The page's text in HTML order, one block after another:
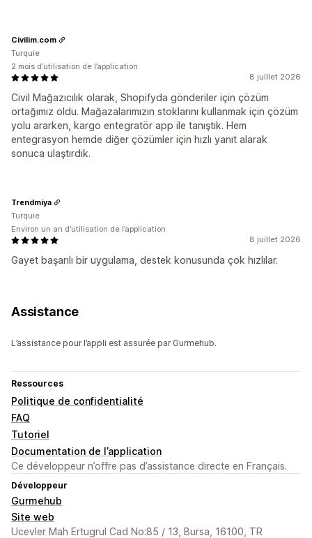
8 juillet 2026
Civil Mağazıcılık olarak, Shopifyda gönderiler için çözüm
ortağımız oldu. Mağazalarımızın stoklarını kullanmak için çözüm
yolu ararken, kargo entegratör app ile tanıştık. Hem
entegrasyon hemde diğer çözümler için hızlı yanıt alarak
sonuca ulaştırdık.
Civilim.com
Turquie
2 mois d’utilisation de l’application
8 juillet 2026
Gayet başarılı bir uygulama, destek konusunda çok hızlılar.
Trendmiya
Turquie
Environ un an d’utilisation de l’application
Assistance
L’assistance pour l’appli est assurée par Gurmehub.
Ressources
Politique de confidentialité
FAQ
Tutoriel
Documentation de l’application
Ce développeur n’offre pas d’assistance directe en Français.
Développeur
Gurmehub
Site web
Ucevler Mah Ertugrul Cad No:85 / 13, Bursa, 16100, TR